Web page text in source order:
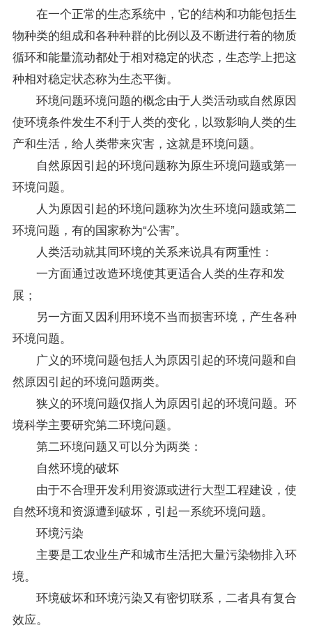
在一个正常的生态系统中，它的结构和功能包括生
物种类的组成和各种种群的比例以及不断进行着的物质
循环和能量流动都处于相对稳定的状态，生态学上把这
种相对稳定状态称为生态平衡。
环境问题环境问题的概念由于人类活动或自然原因
使环境条件发生不利于人类的变化，以致影响人类的生
产和生活，给人类带来灾害，这就是环境问题。
自然原因引起的环境问题称为原生环境问题或第一
环境问题。
人为原因引起的环境问题称为次生环境问题或第二
环境问题，有的国家称为“公害”。
人类活动就其同环境的关系来说具有两重性：
一方面通过改造环境使其更适合人类的生存和发
展；
另一方面又因利用环境不当而损害环境，产生各种
环境问题。
广义的环境问题包括人为原因引起的环境问题和自
然原因引起的环境问题两类。
狭义的环境问题仅指人为原因引起的环境问题。环
境科学主要研究第二环境问题。
第二环境问题又可以分为两类：
自然环境的破坏
由于不合理开发利用资源或进行大型工程建设，使
自然环境和资源遭到破坏，引起一系统环境问题。
环境污染
主要是工农业生产和城市生活把大量污染物排入环
境。
环境破坏和环境污染又有密切联系，二者具有复合
效应。